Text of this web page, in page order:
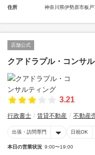
住所 神奈川県伊勢原市板
店舗公式
クアドラプル・コンサ
3.21
行政書士 賃貸不動産 不動産
出張・訪問専門 日祝OK
本日の営業状況 9:00〜19:00